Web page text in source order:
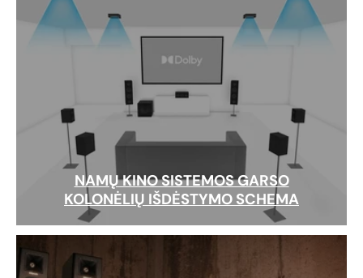
NAMŲ KINO SISTEMOS GARSO
KOLONĖLIŲ IŠDĖSTYMO SCHEMA